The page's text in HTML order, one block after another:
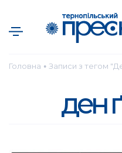
Головна ● Записи з тегом
ден